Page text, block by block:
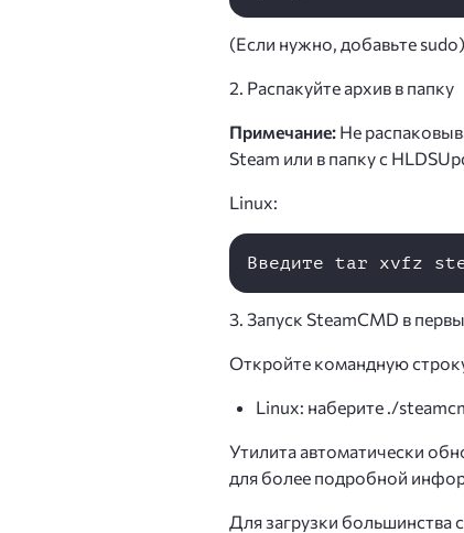
(Если нужно, добавьте sudo)
2. Распакуйте архив в папку
Примечание: Не
Steam или в папку с
Linux:
3. Запуск SteamCMD в
Откройте командную
Linux: наберите ./
Утилита автоматически
для более подробной
Для загрузки большинства